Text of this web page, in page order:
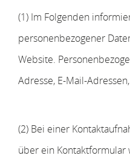
(1) Im Folgenden
personenbezogener
Website.
Adresse, E-Mail-
(2) Bei einer
über ein Kontaktformular